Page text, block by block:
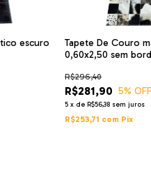
escuro
Tapete De Couro
0,60x2,50 sem
R$281,90
R$296,40
5% OFF
5 x de R$56,38 sem juros
R$253,71 com Pix